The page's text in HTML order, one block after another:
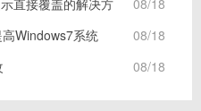
08/18
直接覆盖的解决方
08/18
Windows7系统
08/18